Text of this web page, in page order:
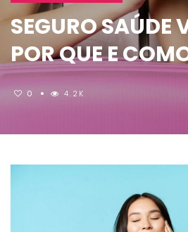
SEGURO SAÚDE
POR QUE E
0 4.2K